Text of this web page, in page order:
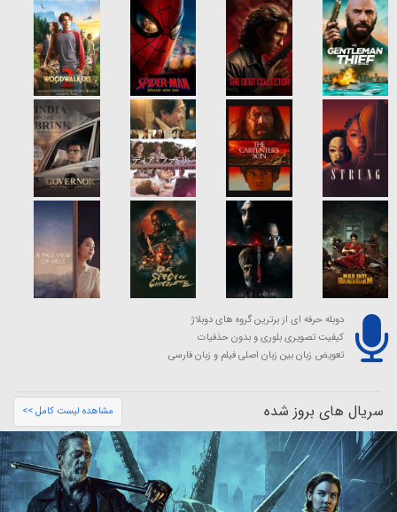
دوبله حرفه ای از برترین گروه های دوبلاژ
کیفیت تصویری بلوری و بدون حذفیات
تعویض زبان بین زبان اصلی فیلم و زبان فارسی
سریال های بروز شده مشاهده لیست کامل >>